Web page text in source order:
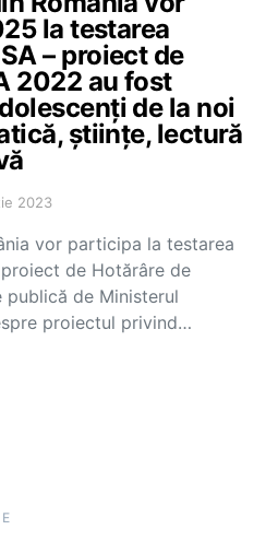
la testarea
– proiect de
2022 au fost
de la noi
științe, lectură
2023
vor participa la testarea
de Hotărâre de
publică de Ministerul
proiectul privind…